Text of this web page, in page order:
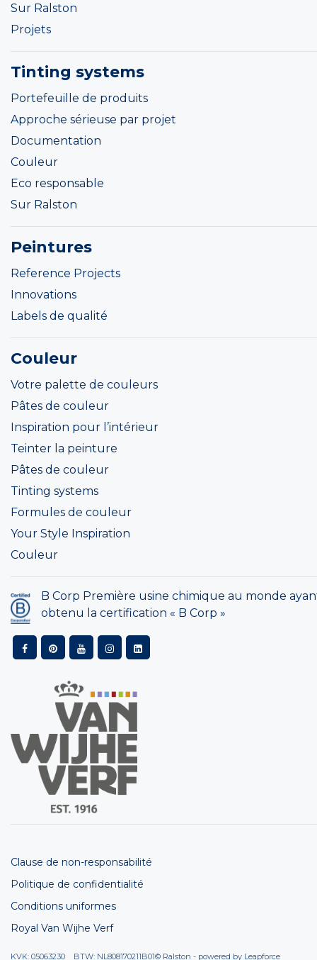
Sur Ralston
Projets
Tinting systems
Portefeuille de produits
Approche sérieuse par projet
Documentation
Couleur
Eco responsable
Sur Ralston
Peintures
Reference Projects
Innovations
Labels de qualité
Couleur
Votre palette de couleurs
Pâtes de couleur
Inspiration pour l’intérieur
Teinter la peinture
Pâtes de couleur
Tinting systems
Formules de couleur
Your Style Inspiration
Couleur
B Corp Première usine chimique au monde
obtenu la certification « B Corp »
Clause de non-responsabilité
Politique de confidentialité
Conditions uniformes
Royal Van Wijhe Verf
KVK: 05063230 BTW: NL808170211B01© Ralston - powered by Leapforce